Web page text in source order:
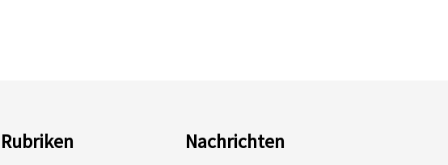
Rubriken Nachrichten